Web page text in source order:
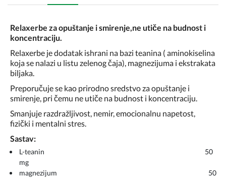
Relaxerbe za opuštanje i smirenje,ne utiče na budnost i
koncentraciju.
Relaxerbe je dodatak ishrani na bazi teanina ( aminokiselina
koja se nalazi u listu zelenog čaja), magnezijuma i ekstrakata
biljaka.
Preporučuje se kao prirodno sredstvo za opuštanje i
smirenje, pri čemu ne utiče na budnost i koncentraciju.
Smanjuje razdražljivost, nemir, emocionalnu napetost,
fizički i mentalni stres.
Sastav:
L-teanin 50
mg
magnezijum 50